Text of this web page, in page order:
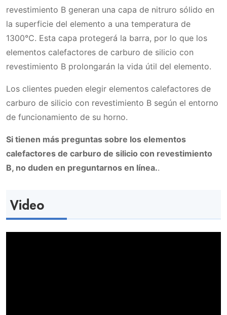
revestimiento B generan una capa de nitruro sólido en
la superficie del elemento a una temperatura de
1300℃. Esta capa protegerá la barra, por lo que los
elementos calefactores de carburo de silicio con
revestimiento B prolongarán la vida útil del elemento.
Los clientes pueden elegir elementos calefactores de
carburo de silicio con revestimiento B según el entorno
de funcionamiento de su horno.
Si tienen más preguntas sobre los elementos
calefactores de carburo de silicio con revestimiento
B, no duden en preguntarnos en línea..
Video